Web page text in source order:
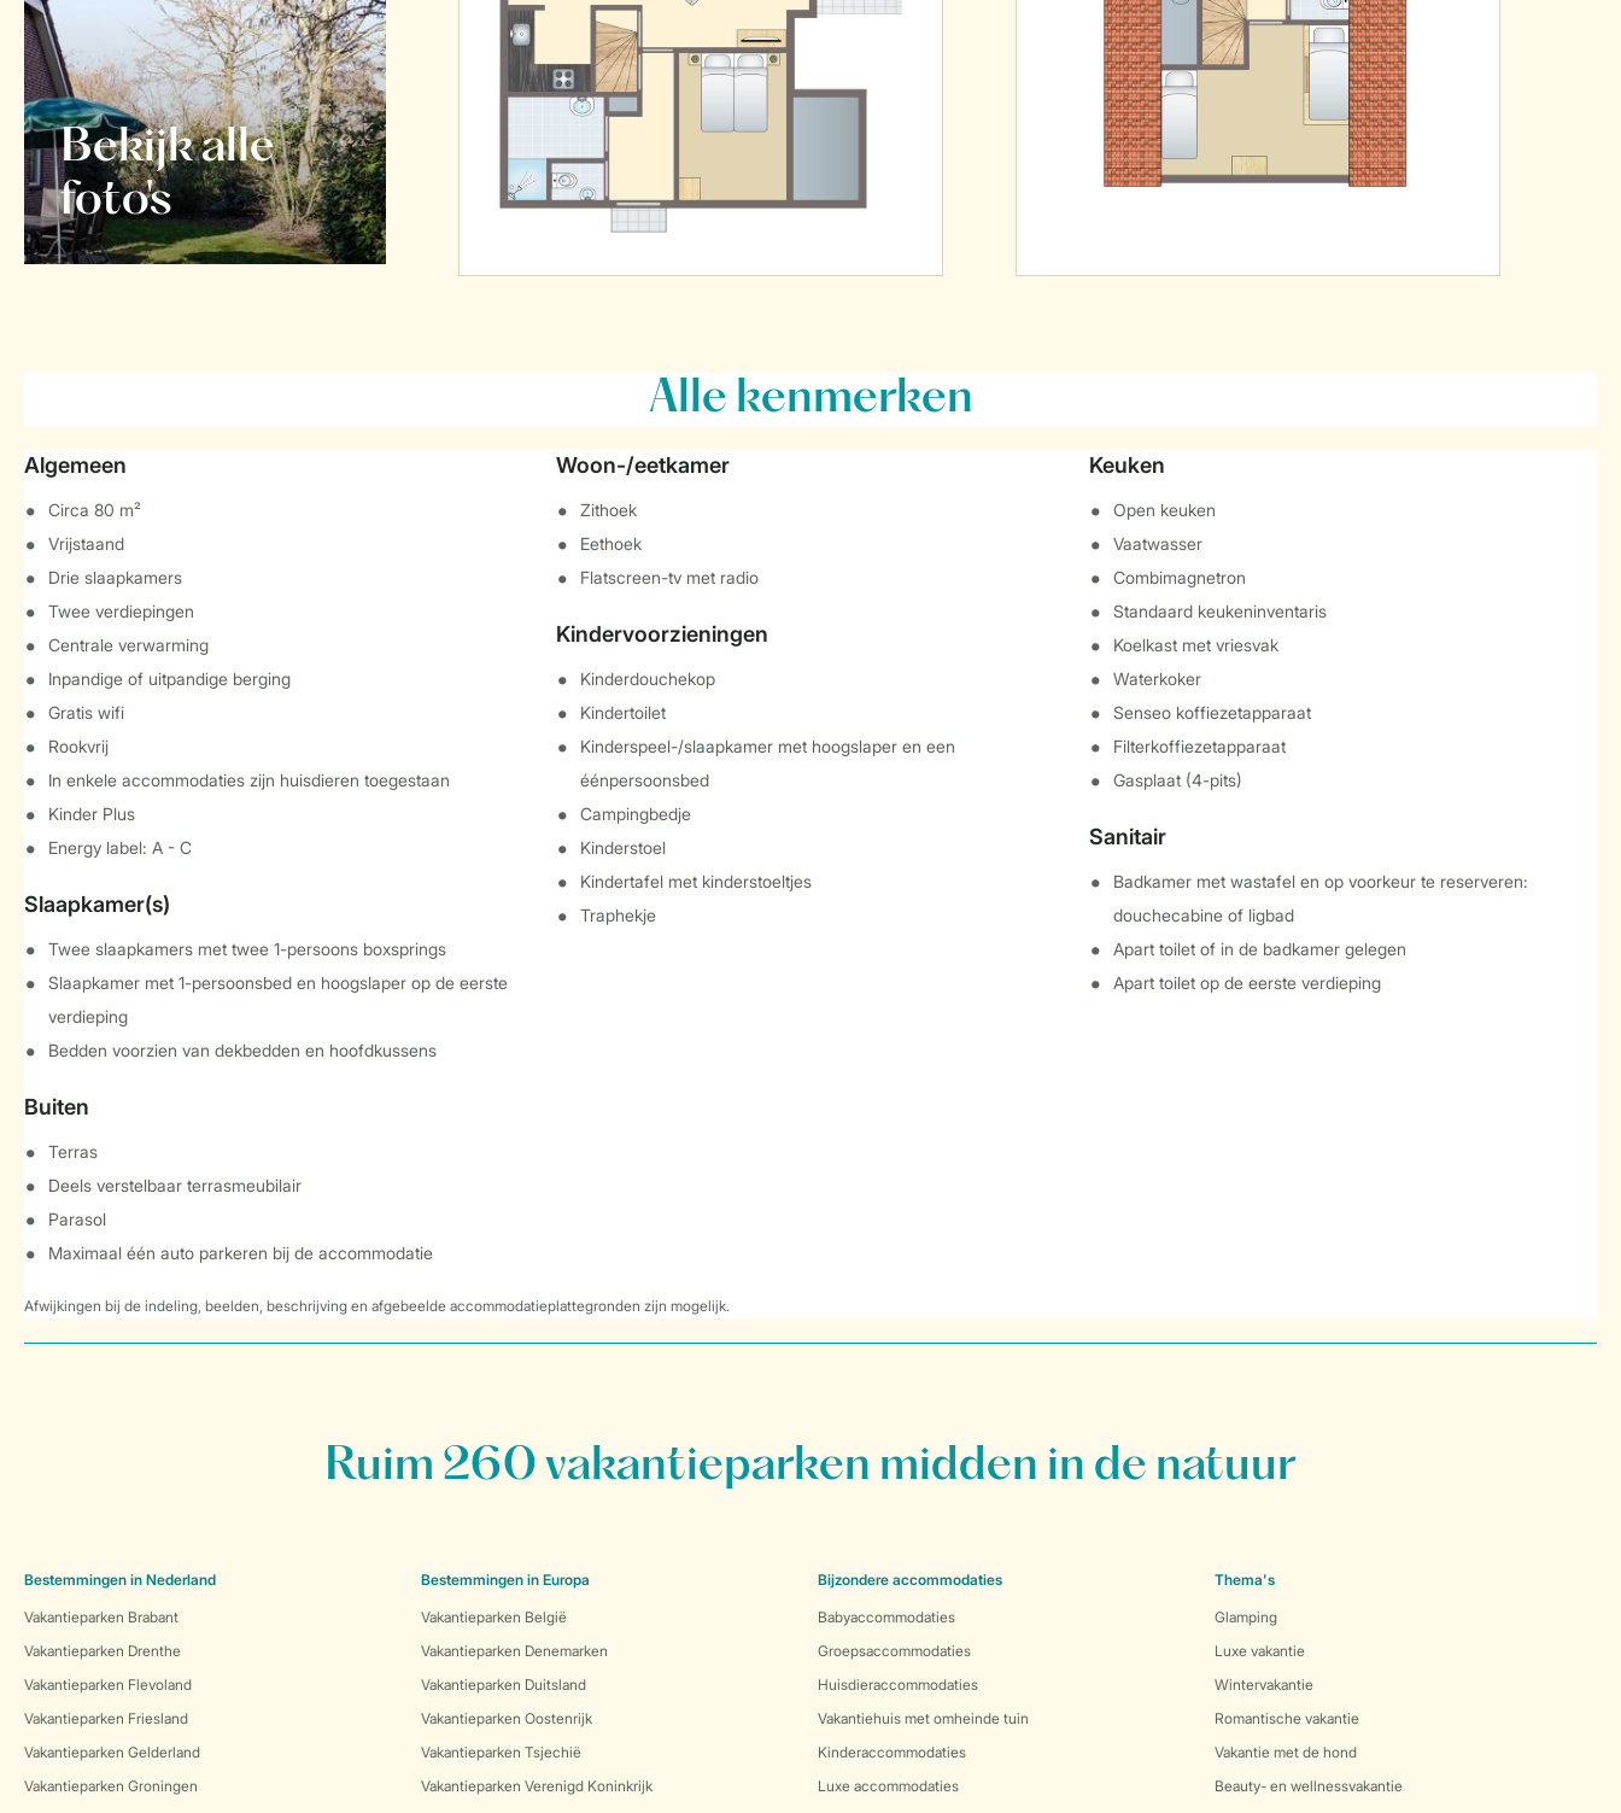
Bekijk alle
foto's
Alle kenmerken
Algemeen
Circa 80 m²
Vrijstaand
Drie slaapkamers
Twee verdiepingen
Centrale verwarming
Inpandige of uitpandige berging
Gratis wifi
Rookvrij
In enkele accommodaties zijn huisdieren toegestaan
Kinder Plus
Energy label: A - C
Slaapkamer(s)
Twee slaapkamers met twee 1-persoons boxsprings
Slaapkamer met 1-persoonsbed en hoogslaper op de eerste
verdieping
Bedden voorzien van dekbedden en hoofdkussens
Buiten
Terras
Deels verstelbaar terrasmeubilair
Parasol
Maximaal één auto parkeren bij de accommodatie
Woon-/eetkamer
Zithoek
Eethoek
Flatscreen-tv met radio
Kindervoorzieningen
Kinderdouchekop
Kindertoilet
Kinderspeel-/slaapkamer met hoogslaper en een
éénpersoonsbed
Campingbedje
Kinderstoel
Kindertafel met kinderstoeltjes
Traphekje
Keuken
Open keuken
Vaatwasser
Combimagnetron
Standaard keukeninventaris
Koelkast met vriesvak
Waterkoker
Senseo koffiezetapparaat
Filterkoffiezetapparaat
Gasplaat (4-pits)
Sanitair
Badkamer met wastafel en op voorkeur te reserveren:
douchecabine of ligbad
Apart toilet of in de badkamer gelegen
Apart toilet op de eerste verdieping
Afwijkingen bij de indeling, beelden, beschrijving en afgebeelde accommodatieplattegronden zijn mogelijk.
Ruim 260 vakantieparken midden in de natuur
Bestemmingen in Nederland
Vakantieparken Brabant
Vakantieparken Drenthe
Vakantieparken Flevoland
Vakantieparken Friesland
Vakantieparken Gelderland
Vakantieparken Groningen
Bestemmingen in Europa
Vakantieparken België
Vakantieparken Denemarken
Vakantieparken Duitsland
Vakantieparken Oostenrijk
Vakantieparken Tsjechië
Vakantieparken Verenigd Koninkrijk
Bijzondere accommodaties
Babyaccommodaties
Groepsaccommodaties
Huisdieraccommodaties
Vakantiehuis met omheinde tuin
Kinderaccommodaties
Luxe accommodaties
Thema's
Glamping
Luxe vakantie
Wintervakantie
Romantische vakantie
Vakantie met de hond
Beauty- en wellnessvakantie